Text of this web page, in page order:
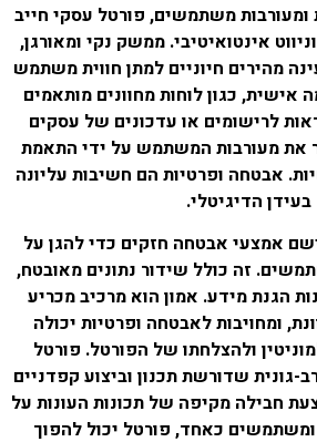
ומעורבות משתמשים, פורטל עסקי חייב
אינטואיטיבי. ממשק נקי ומאורגן,
מהירים חיוניים למתן חווית משתמש
אישית, כגון לוחות מחוונים מותאמים
לרישומים או עדכונים של עסקים
את מעורבות המשתמש על ידי התאמת
אבטחה ופרטיות הם חשיבות עליונה
בעידן הדיגיטלי.
אמצעי אבטחה חזקים כדי להגן על
זה כולל שידור נתונים מאובטח,
הגנת מידע. אמון הוא מרכיב מכריע
ומחויבות לאבטחה ופרטיות יכולה
ולהצלחתו של הפורטל. פורטל
גונית שדורשת תכנון וביצוע קפדניים
חבילה מקיפה של תכונות העונות על
כאחד, פורטל יכול להפוך